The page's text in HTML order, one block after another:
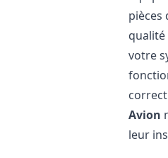
pièces
votre
Avion
leur